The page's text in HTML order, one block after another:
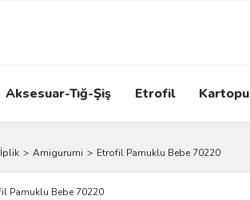
Aksesuar-Tığ-Şiş Etrofil Kartopu
İplik Amigurumi Etrofil Pamuklu Bebe 70220